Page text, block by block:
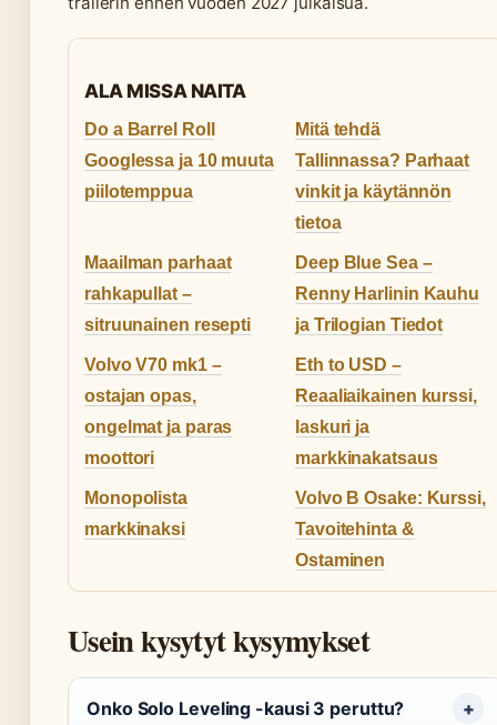
ALA MISSA NAITA
Do a Barrel Roll
Googlessa ja 10 muuta
piilotemppua
Mitä tehdä
Tallinnassa? Parhaat
vinkit ja käytännön
tietoa
Maailman parhaat
rahkapullat –
sitruunainen resepti
Deep Blue Sea –
Renny Harlinin Kauhu
ja Trilogian Tiedot
Volvo V70 mk1 –
ostajan opas,
ongelmat ja paras
moottori
Eth to USD –
Reaaliaikainen kurssi,
laskuri ja
markkinakatsaus
Monopolista
markkinaksi
Volvo B Osake: Kurssi,
Tavoitehinta &
Ostaminen
Usein kysytyt kysymykset
Onko Solo Leveling -kausi 3 peruttu?